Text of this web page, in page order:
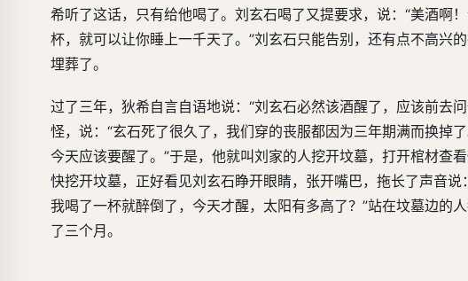
希听了这话，只有给他喝了。刘玄石喝了又提要求，说：“美酒啊
杯，就可以让你睡上一千天了。”刘玄石只能告别，还有点不高兴
埋葬了。
过了三年，狄希自言自语地说：“刘玄石必然该酒醒了，应该前去
怪，说：“玄石死了很久了，我们穿的丧服都因为三年期满而换掉
今天应该要醒了。”于是，他就叫刘家的人挖开坟墓，打开棺材查
快挖开坟墓，正好看见刘玄石睁开眼睛，张开嘴巴，拖长了声音
我喝了一杯就醉倒了，今天才醒，太阳有多高了？”站在坟墓边的
了三个月。